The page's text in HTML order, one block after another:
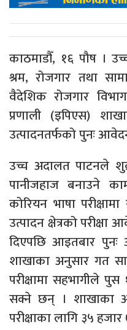
काठमाडौँ, १६ पौष ।
श्रम, रोजगार तथा
वैदेशिक रोजगार
प्रणाली (इपिएस)
उत्पादनतर्फको पुनः
उच्च अदालत पाटनले
पानीजहाज बनाउने
कोरियन भाषा
उत्पादन क्षेत्रको
दिएपछि आइतबार
शाखाका अनुसार गत
परीक्षामा सहभागीले
सक्ने छन् । शाखाका
परीक्षाका लागि ३५